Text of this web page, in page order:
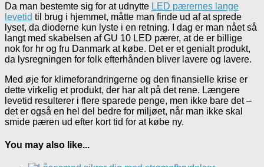
Da man bestemte sig for at udnytte LED pærernes lange
levetid til brug i hjemmet, måtte man finde ud af at sprede
lyset, da dioderne kun lyste i en retning. I dag er man nået så
langt med skabelsen af GU 10 LED pærer, at de er billige
nok for hr og fru Danmark at købe. Det er et genialt produkt,
da lysregningen for folk efterhånden bliver lavere og lavere.
Med øje for klimeforandringerne og den finansielle krise er
dette virkelig et produkt, der har alt på det rene. Længere
levetid resulterer i flere sparede penge, men ikke bare det –
det er også en hel del bedre for miljøet, når man ikke skal
smide pæren ud efter kort tid for at købe ny.
You may also like...